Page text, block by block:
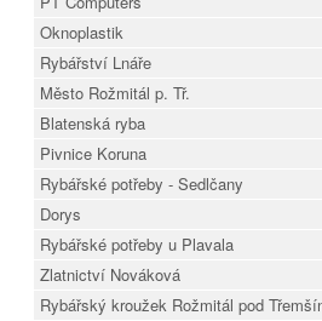
Oknoplastik
Rybářství Lnáře
Město Rožmitál p. Tř.
Blatenská ryba
Pivnice Koruna
Rybářské potřeby - Sedlčany
Dorys
Rybářské potřeby u Plavala
Zlatnictví Nováková
Rybářský kroužek Rožmitál pod